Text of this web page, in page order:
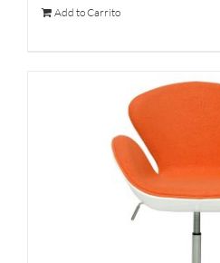
Add to Carrito